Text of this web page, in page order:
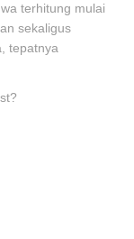
terhitung mulai
sekaligus
tepatnya